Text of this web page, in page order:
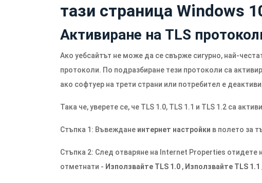
тази страница Windows
Активиране на TLS
Ако уебсайтът не може да се свърже сигурно, най-
протоколи. По подразбиране тези протоколи са
ако софтуер на трети страни или потребител е
Така че, уверете се, че TLS 1.0, TLS 1.1 и TLS 1.2 са
Стъпка 1: Въвеждане интернет настройки в полето за
Стъпка 2: След отваряне на Internet Properties отидете
отметнати - Използвайте TLS 1.0 , Използвайте TLS 1.1